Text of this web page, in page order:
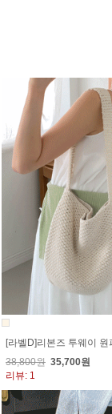
[라벨D]리본즈 투웨이 원
38,800원 35,700원
리뷰: 1